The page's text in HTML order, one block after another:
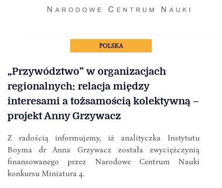
POLSKA
„Przywództwo” w organizacjach
regionalnych: relacja między
interesami a tożsamością kolektywną –
projekt Anny Grzywacz
Z radością informujemy, iż analityczka Instytutu
Boyma dr Anna Grzywacz została zwyciężczynią
finansowanego przez Narodowe Centrum Nauki
konkursu Miniatura 4.